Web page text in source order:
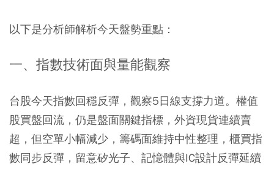
以下是分析師解析今天盤勢重點：
一、指數技術面與量能觀察
台股今天指數回穩反彈，觀察5日線支撐力道。權值
股買盤回流，仍是盤面關鍵指標，外資現貨連續賣
超，但空單小幅減少，籌碼面維持中性整理，櫃買指
數同步反彈，留意矽光子、記憶體與IC設計反彈延續